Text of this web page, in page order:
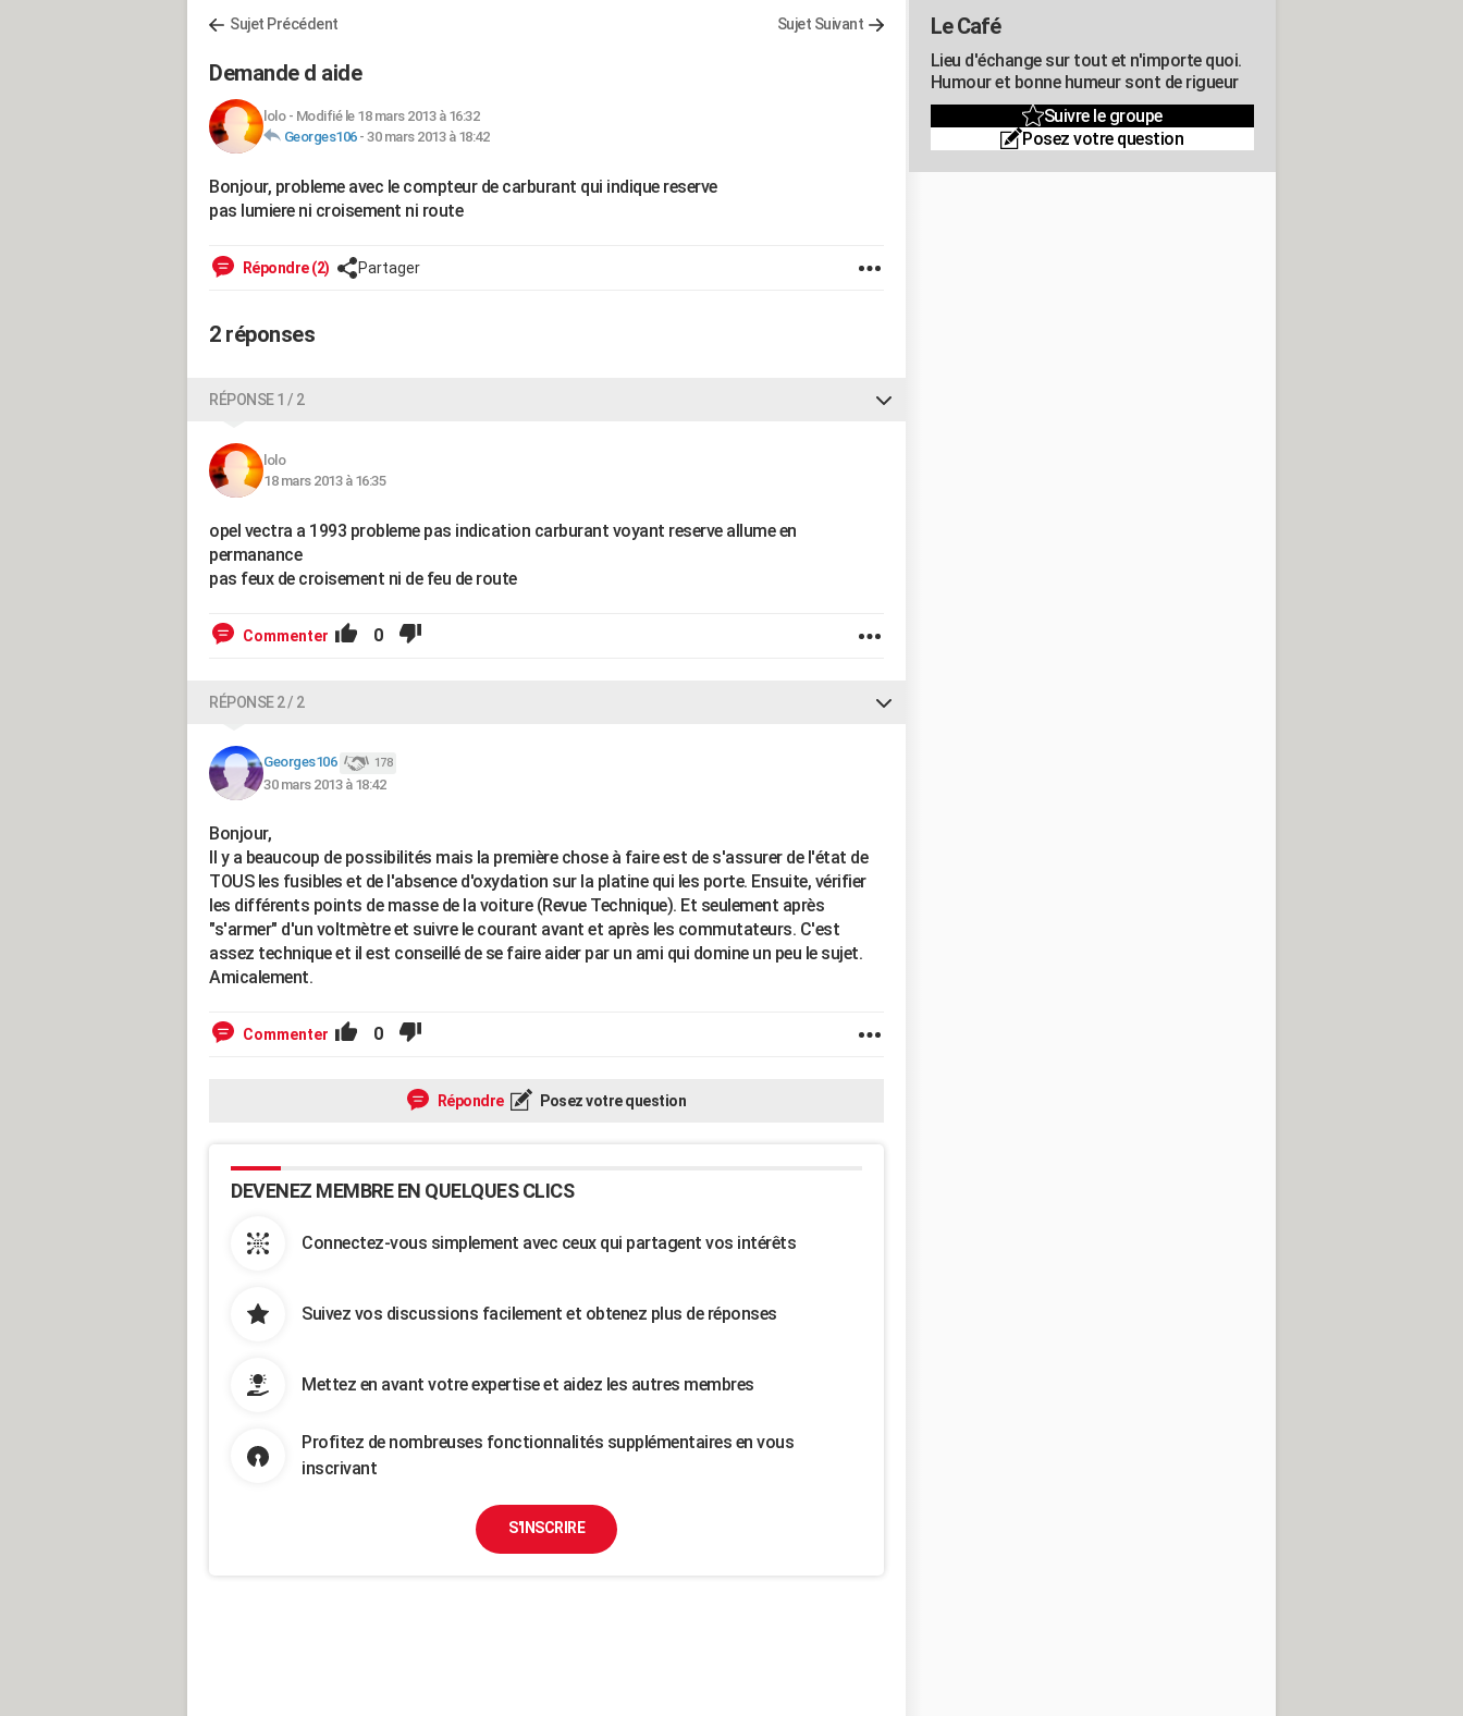
Sujet Précédent Sujet Suivant
Demande d aide
lolo- Modifié le 18 mars 2013 à 16:32
Georges106- 30 mars 2013 à 18:42
Bonjour, probleme avec le compteur de carburant qui indique reserve
pas lumiere ni croisement ni route
Répondre (2) Partager
2 réponses
RÉPONSE 1 / 2
lolo
18 mars 2013 à 16:35
opel vectra a 1993 probleme pas indication carburant voyant reserve allume en
permanance
pas feux de croisement ni de feu de route
Commenter 0
RÉPONSE 2 / 2
Georges106 178
30 mars 2013 à 18:42
Bonjour,
Il y a beaucoup de possibilités mais la première chose à faire est de s'assurer de l'état de
TOUS les fusibles et de l'absence d'oxydation sur la platine qui les porte. Ensuite, vérifier
les différents points de masse de la voiture (Revue Technique). Et seulement après
"s'armer" d'un voltmètre et suivre le courant avant et après les commutateurs. C'est
assez technique et il est conseillé de se faire aider par un ami qui domine un peu le sujet.
Amicalement.
Commenter 0
Répondre Posez votre question
DEVENEZ MEMBRE EN QUELQUES CLICS
Connectez-vous simplement avec ceux qui partagent vos intérêts
Suivez vos discussions facilement et obtenez plus de réponses
Mettez en avant votre expertise et aidez les autres membres
Profitez de nombreuses fonctionnalités supplémentaires en vous
inscrivant
S'INSCRIRE
Le Café
Lieu d'échange sur tout et n'importe quoi.
Humour et bonne humeur sont de rigueur
Suivre le groupe
Posez votre question